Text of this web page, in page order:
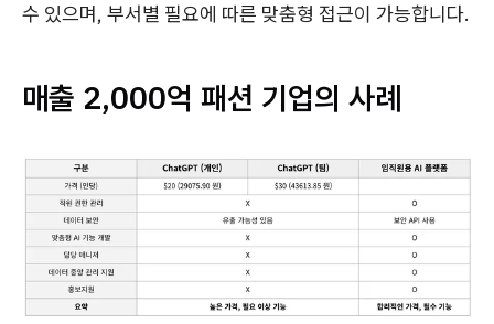
수 있으며, 부서별 필요에 따른 맞춤형 접근이 가능합니다.
매출 2,000억 패션 기업의 사례